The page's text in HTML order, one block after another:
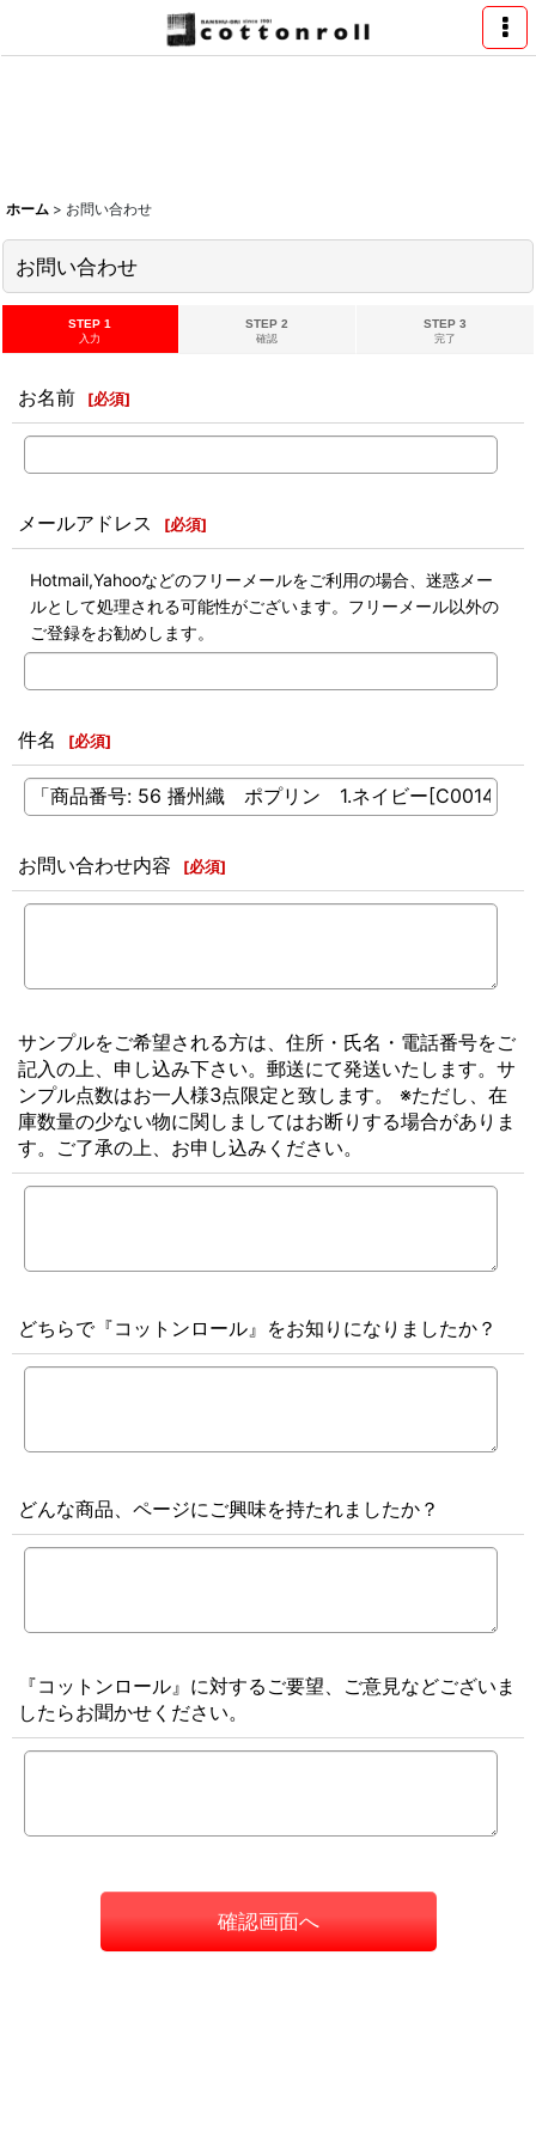
ホーム > お問い合わせ
お問い合わせ
STEP 1
入力
STEP 2
確認
STEP 3
完了
お名前 [必須]
メールアドレス [必須]
Hotmail,Yahooなどのフリーメールをご利用の場合、迷惑メー
ルとして処理される可能性がございます。フリーメール以外の
ご登録をお勧めします。
件名 [必須]
お問い合わせ内容 [必須]
サンプルをご希望される方は、住所・氏名・電話番号をご
記入の上、申し込み下さい。郵送にて発送いたします。サ
ンプル点数はお一人様3点限定と致します。 ※ただし、在
庫数量の少ない物に関しましてはお断りする場合がありま
す。ご了承の上、お申し込みください。
どちらで『コットンロール』をお知りになりましたか？
どんな商品、ページにご興味を持たれましたか？
『コットンロール』に対するご要望、ご意見などございま
したらお聞かせください。
確認画面へ